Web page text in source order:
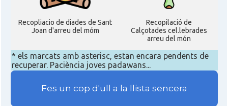
Recopliacio de diades de Sant
Joan d'arreu del móm
Recopilació de
Calçotades cel.lebrades
arreu del món
* els marcats amb asterisc, estan encara pendents de
recuperar. Paciència joves padawans...
Fes un cop d'ull a la llista sencera